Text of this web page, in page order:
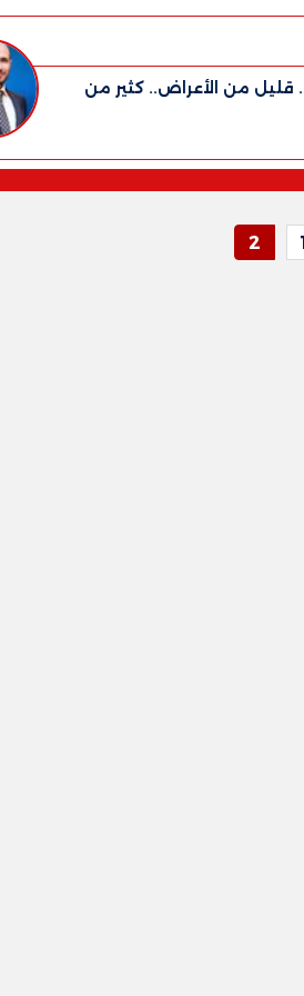
قليل من الأعراض.. كثير من
2